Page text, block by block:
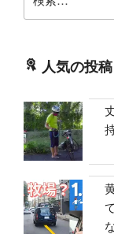
索:
人気の投稿